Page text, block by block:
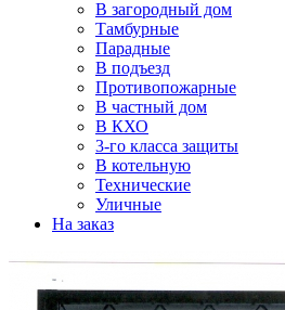
В загородный дом
Тамбурные
Парадные
В подъезд
Противопожарные
В частный дом
В КХО
3-го класса защиты
В котельную
Технические
Уличные
На заказ